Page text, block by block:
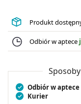
także działa
na pozbycie się
organizm.
Produkt
Odbiór w aptece
Odbiór w aptece
Kurier